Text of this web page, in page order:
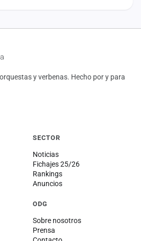
y verbenas. Hecho por y para
SECTOR
Noticias
Fichajes 25/26
Rankings
Anuncios
ODG
Sobre nosotros
Prensa